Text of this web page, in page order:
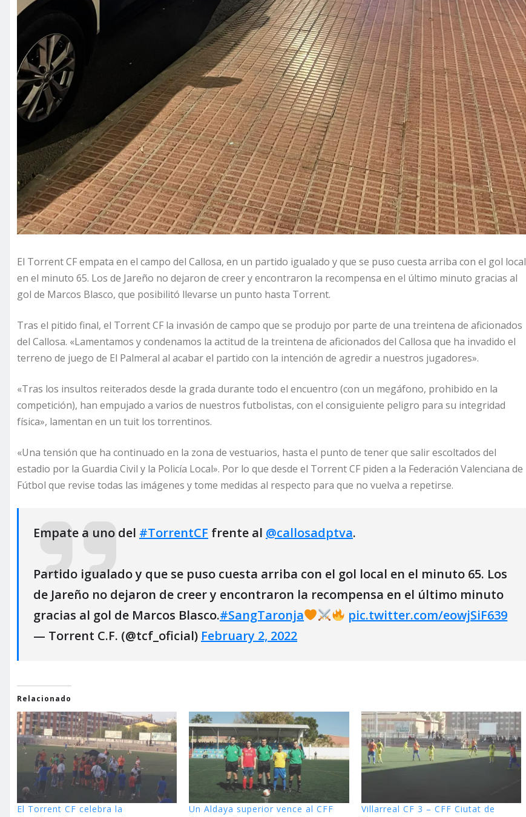
El Torrent CF empata en el campo del Callosa, en un partido igualado y que se puso cuesta arriba con el gol local
en el minuto 65. Los de Jareño no dejaron de creer y encontraron la recompensa en el último minuto gracias al
gol de Marcos Blasco, que posibilitó llevarse un punto hasta Torrent.
Tras el pitido final, el Torrent CF la invasión de campo que se produjo por parte de una treintena de aficionados
del Callosa. «Lamentamos y condenamos la actitud de la treintena de aficionados del Callosa que ha invadido el
terreno de juego de El Palmeral al acabar el partido con la intención de agredir a nuestros jugadores».
«Tras los insultos reiterados desde la grada durante todo el encuentro (con un megáfono, prohibido en la
competición), han empujado a varios de nuestros futbolistas, con el consiguiente peligro para su integridad
física», lamentan en un tuit los torrentinos.
«Una tensión que ha continuado en la zona de vestuarios, hasta el punto de tener que salir escoltados del
estadio por la Guardia Civil y la Policía Local». Por lo que desde el Torrent CF piden a la Federación Valenciana de
Fútbol que revise todas las imágenes y tome medidas al respecto para que no vuelva a repetirse.
Empate a uno del #TorrentCF frente al @callosadptva.
Partido igualado y que se puso cuesta arriba con el gol local en el minuto 65. Los
de Jareño no dejaron de creer y encontraron la recompensa en el último minuto
gracias al gol de Marcos Blasco.#SangTaronja
pic.twitter.com/eowjSiF639
— Torrent C.F. (@tcf_oficial) February 2, 2022
Relacionado
El Torrent CF celebra la
Un Aldaya superior vence al CFF
Villarreal CF 3 – CFF Ciutat de